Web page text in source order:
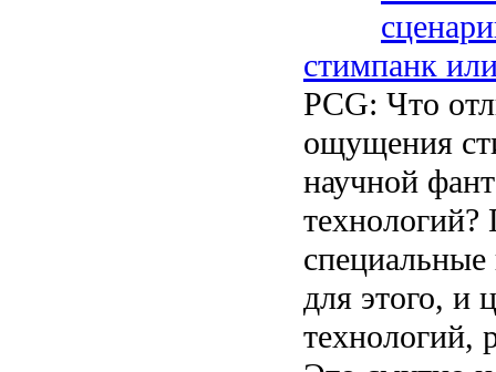
стимпанк
PCG: Что
ощущения
научной
для этого, и
технологий,